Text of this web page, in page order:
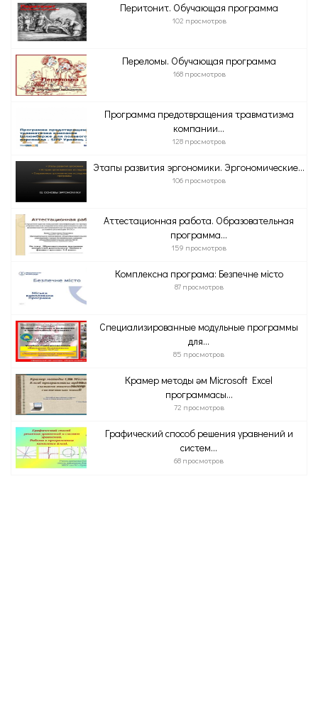
Перитонит. Обучающая программа
102 просмотров
Переломы. Обучающая программа
168 просмотров
Программа предотвращения травматизма
компании...
128 просмотров
Этапы развития эргономики. Эргономические...
106 просмотров
Аттестационная работа. Образовательная
программа...
159 просмотров
Комплексна програма: Безпечне місто
87 просмотров
Специализированные модульные программы
для...
85 просмотров
Крамер методы һәм Microsoft Excel
программасы...
72 просмотров
Графический способ решения уравнений и
систем...
68 просмотров